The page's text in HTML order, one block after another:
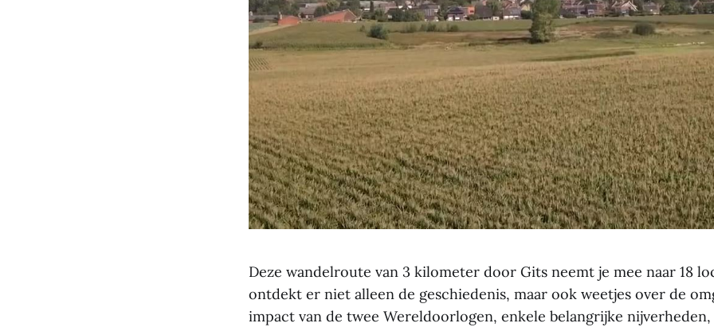
Deze wandelroute van 3 kilometer door Gits neemt je mee naar 18
ontdekt er niet alleen de geschiedenis, maar ook weetjes over de
impact van de twee Wereldoorlogen, enkele belangrijke